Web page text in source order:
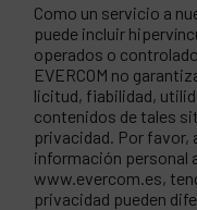
Como un servicio a
puede incluir
operados o
EVERCOM no
licitud, fiabilidad,
contenidos de tales
privacidad. Por favor,
información personal
www.evercom.es,
privacidad pueden